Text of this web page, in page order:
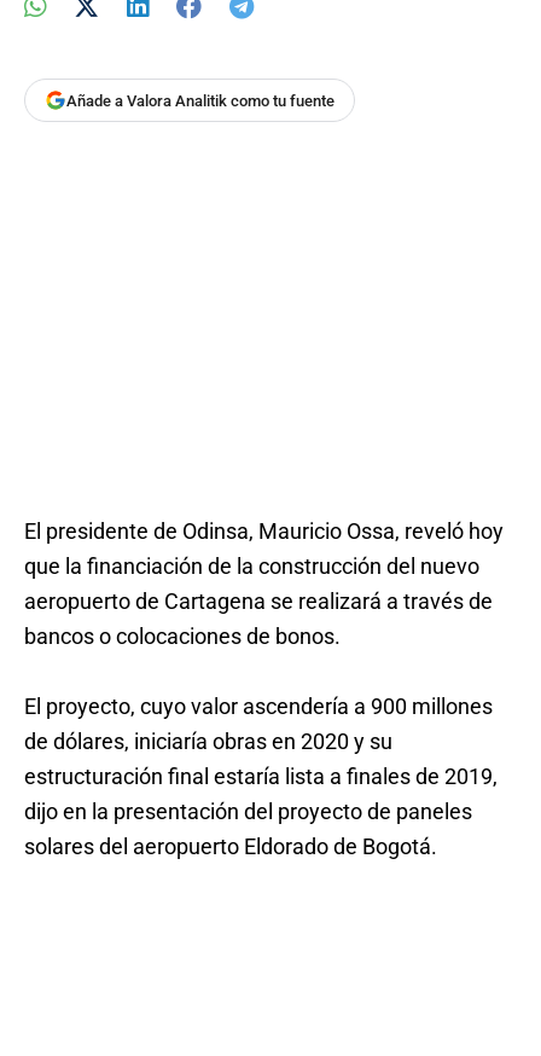
Añade a Valora Analitik como tu fuente
El presidente de Odinsa, Mauricio Ossa, reveló hoy
que la financiación de la construcción del nuevo
aeropuerto de Cartagena se realizará a través de
bancos o colocaciones de bonos.
El proyecto, cuyo valor ascendería a 900 millones
de dólares, iniciaría obras en 2020 y su
estructuración final estaría lista a finales de 2019,
dijo en la presentación del proyecto de paneles
solares del aeropuerto Eldorado de Bogotá.